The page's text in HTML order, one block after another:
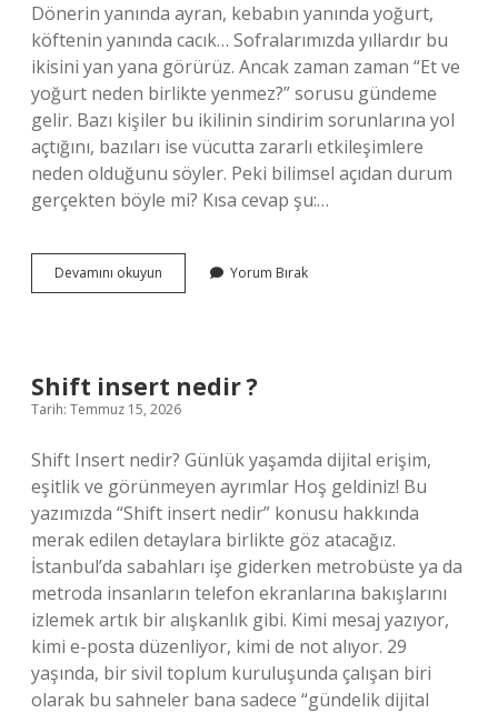
Dönerin yanında ayran, kebabın yanında yoğurt,
köftenin yanında cacık… Sofralarımızda yıllardır bu
ikisini yan yana görürüz. Ancak zaman zaman “Et ve
yoğurt neden birlikte yenmez?” sorusu gündeme
gelir. Bazı kişiler bu ikilinin sindirim sorunlarına yol
açtığını, bazıları ise vücutta zararlı etkileşimlere
neden olduğunu söyler. Peki bilimsel açıdan durum
gerçekten böyle mi? Kısa cevap şu:…
Devamını okuyun
ve
?
Yorum Bırak
Shift insert nedir ?
Tarih: Temmuz 15, 2026
Shift Insert nedir? Günlük yaşamda dijital erişim,
eşitlik ve görünmeyen ayrımlar Hoş geldiniz! Bu
yazımızda “Shift insert nedir” konusu hakkında
merak edilen detaylara birlikte göz atacağız.
İstanbul’da sabahları işe giderken metrobüste ya da
metroda insanların telefon ekranlarına bakışlarını
izlemek artık bir alışkanlık gibi. Kimi mesaj yazıyor,
kimi e-posta düzenliyor, kimi de not alıyor. 29
yaşında, bir sivil toplum kuruluşunda çalışan biri
olarak bu sahneler bana sadece “gündelik dijital